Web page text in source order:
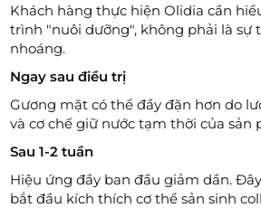
Khách hàng thực hiện Olidia cần
trình "nuôi dưỡng", không phải là sự
nhoáng.
Ngay sau điều trị
Gương mặt có thể đầy đặn hơn do
và cơ chế giữ nước tạm thời của sản
Sau 1-2 tuần
Hiệu ứng đầy ban đầu giảm dần.
bắt đầu kích thích cơ thể sản sinh